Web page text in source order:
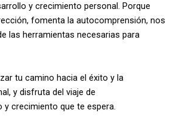
y crecimiento personal. Porque
fomenta la autocomprensión, nos
las herramientas necesarias para
tu camino hacia el éxito y la
y disfruta del viaje de
crecimiento que te espera.